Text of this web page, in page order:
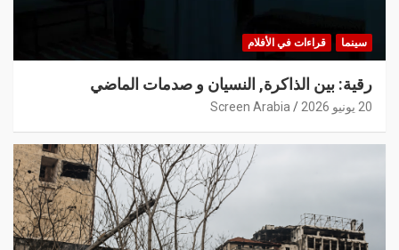
سينما قراءات في الأفلام
رقية: بين الذاكرة, النسيان و صدمات الماضي
20 يونيو 2026 Screen Arabia